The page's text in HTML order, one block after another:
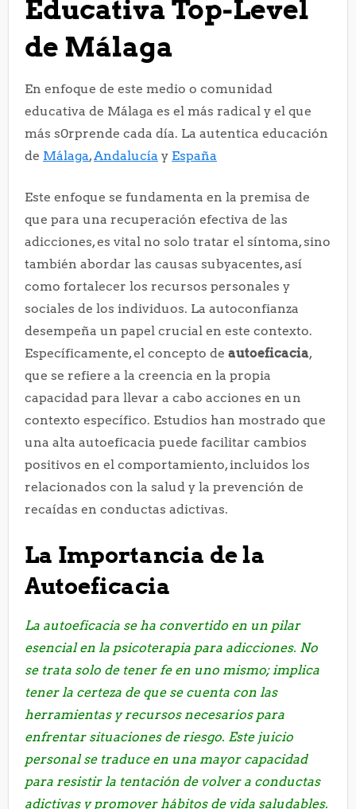
Educativa Top-Level
de Málaga
En enfoque de este medio o comunidad
educativa de Málaga es el más radical y el que
más s0rprende cada día. La autentica educación
de Málaga,Andalucía y España
Este enfoque se fundamenta en la premisa de
que para una recuperación efectiva de las
adicciones, es vital no solo tratar el síntoma, sino
también abordar las causas subyacentes, así
como fortalecer los recursos personales y
sociales de los individuos. La autoconfianza
desempeña un papel crucial en este contexto.
Específicamente, el concepto de autoeficacia,
que se refiere a la creencia en la propia
capacidad para llevar a cabo acciones en un
contexto específico. Estudios han mostrado que
una alta autoeficacia puede facilitar cambios
positivos en el comportamiento, incluidos los
relacionados con la salud y la prevención de
recaídas en conductas adictivas.
La Importancia de la
Autoeficacia
La autoeficacia se ha convertido en un pilar
esencial en la psicoterapia para adicciones. No
se trata solo de tener fe en uno mismo; implica
tener la certeza de que se cuenta con las
herramientas y recursos necesarios para
enfrentar situaciones de riesgo. Este juicio
personal se traduce en una mayor capacidad
para resistir la tentación de volver a conductas
adictivas y promover hábitos de vida saludables.